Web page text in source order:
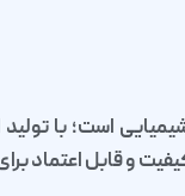
است؛ با
و قابل اعتماد